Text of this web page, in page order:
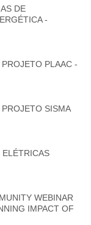
DE
-
PLAAC -
SISMA
ELÉTRICAS
WEBINAR
IMPACT OF